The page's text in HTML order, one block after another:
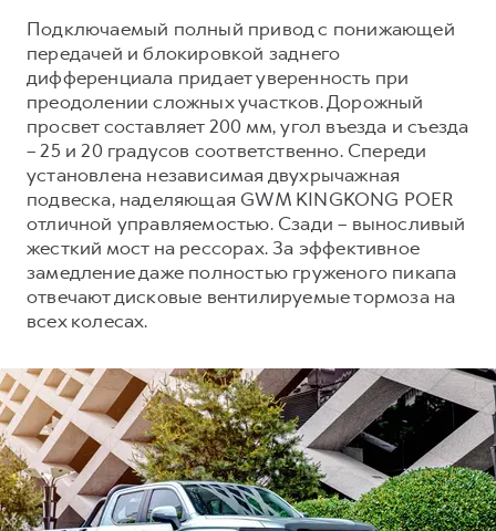
Автомобильные аксессуары
Коллекция CITY
Коллекция Базовая
Коллекция Детская
Коллекция Базовая
Коллекция Детская
Подключаемый полный привод с понижающей
передачей и блокировкой заднего
дифференциала придает уверенность при
преодолении сложных участков. Дорожный
просвет составляет 200 мм, угол въезда и съезда
– 25 и 20 градусов соответственно. Спереди
установлена независимая двухрычажная
подвеска, наделяющая GWM KINGKONG POER
отличной управляемостью. Сзади – выносливый
жесткий мост на рессорах. За эффективное
замедление даже полностью груженого пикапа
отвечают дисковые вентилируемые тормоза на
всех колесах.